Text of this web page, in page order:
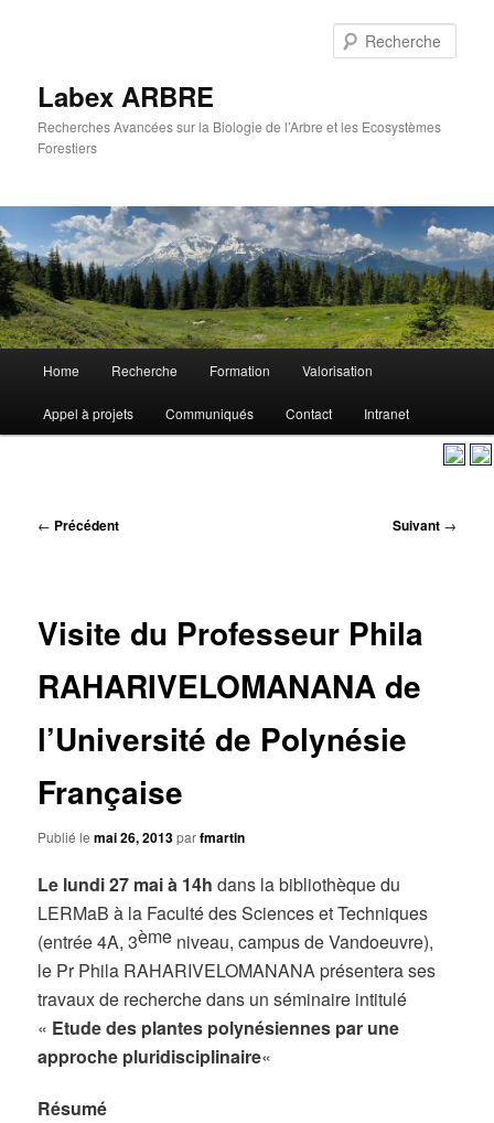
Labex ARBRE
Recherches Avancées sur la Biologie de l’Arbre et les Ecosystèmes
Forestiers
principal
Aller
au
principal
Home Recherche Formation Valorisation
Appel à projets Communiqués Contact Intranet
Navigation
← Précédent Suivant →
Visite du Professeur Phila
RAHARIVELOMANANA de
l’Université de Polynésie
Française
Publié lemai 26, 2013parfmartin
Le lundi 27 mai à 14h dans la bibliothèque du
LERMaB à la Faculté des Sciences et Techniques
(entrée 4A, 3ème niveau, campus de Vandoeuvre),
le Pr Phila RAHARIVELOMANANA présentera ses
travaux de recherche dans un séminaire intitulé
« Etude des plantes polynésiennes par une
approche pluridisciplinaire«
Résumé